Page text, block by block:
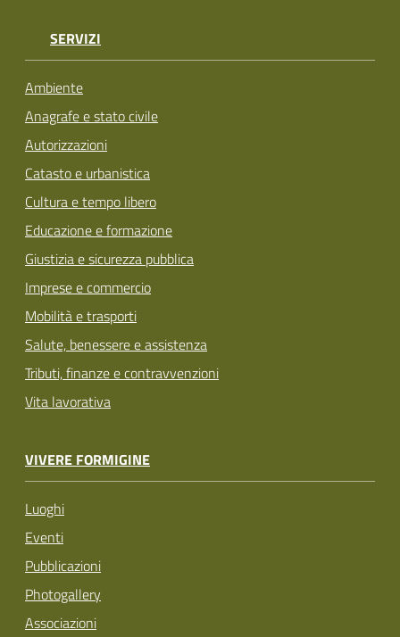
SERVIZI
Ambiente
Anagrafe e stato civile
Autorizzazioni
Catasto e urbanistica
Cultura e tempo libero
Educazione e formazione
Giustizia e sicurezza pubblica
Imprese e commercio
Mobilità e trasporti
Salute, benessere e assistenza
Tributi, finanze e contravvenzioni
Vita lavorativa
VIVERE FORMIGINE
Luoghi
Eventi
Pubblicazioni
Photogallery
Associazioni